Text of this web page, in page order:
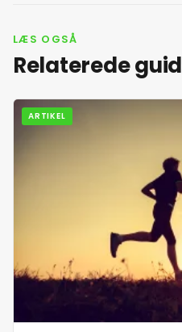
5. juli 2026
6. juli 2026
7. juli 2026
10. juli 2026
11. juli 2026
LÆS OGSÅ
Relaterede
ARTIKEL